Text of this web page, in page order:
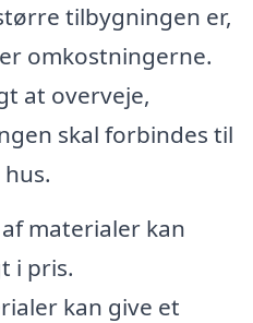
tilbygningen er,
omkostningerne.
at overveje,
skal forbindes til
materialer kan
i pris.
kan give et